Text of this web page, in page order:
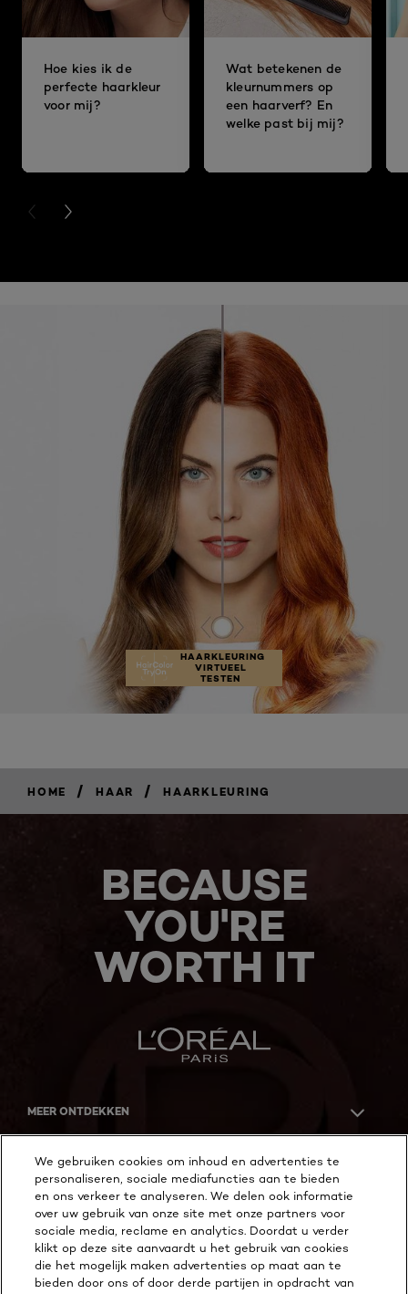
Hoe kies ik de
perfecte haarkleur
voor mij?
Wat betekenen de
kleurnummers op
een haarverf? En
welke past bij mij?
PREVIOUS CARD
NEXT CARD
HAARKLEURING
VIRTUEEL
TESTEN
HOME / HAAR / HAARKLEURING
BECAUSE
YOU'RE
WORTH IT
MEER ONTDEKKEN
Instagram
Facebook
YouTube
Cookie Instellingen
We gebruiken cookies om inhoud en advertenties te
personaliseren, sociale mediafuncties aan te bieden
en ons verkeer te analyseren. We delen ook informatie
over uw gebruik van onze site met onze partners voor
sociale media, reclame en analytics. Doordat u verder
klikt op deze site aanvaardt u het gebruik van cookies
die het mogelijk maken advertenties op maat aan te
bieden door ons of door derde partijen in opdracht van